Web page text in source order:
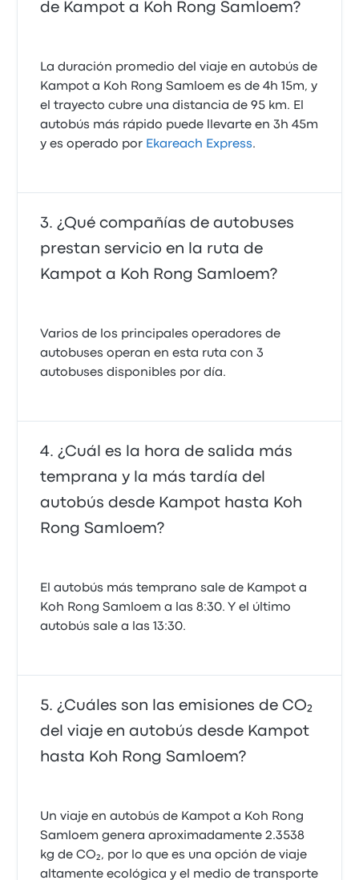
de Kampot a Koh Rong Samloem?
La duración promedio del viaje en autobús de
Kampot a Koh Rong Samloem es de 4h 15m, y
el trayecto cubre una distancia de 95 km. El
autobús más rápido puede llevarte en 3h 45m
y es operado por Ekareach Express.
¿Qué compañías de autobuses
prestan servicio en la ruta de
Kampot a Koh Rong Samloem?
Varios de los principales operadores de
autobuses operan en esta ruta con 3
autobuses disponibles por día.
¿Cuál es la hora de salida más
temprana y la más tardía del
autobús desde Kampot hasta Koh
Rong Samloem?
El autobús más temprano sale de Kampot a
Koh Rong Samloem a las 8:30. Y el último
autobús sale a las 13:30.
¿Cuáles son las emisiones de CO₂
del viaje en autobús desde Kampot
hasta Koh Rong Samloem?
Un viaje en autobús de Kampot a Koh Rong
Samloem genera aproximadamente 2.3538
kg de CO₂, por lo que es una opción de viaje
altamente ecológica y el medio de transporte